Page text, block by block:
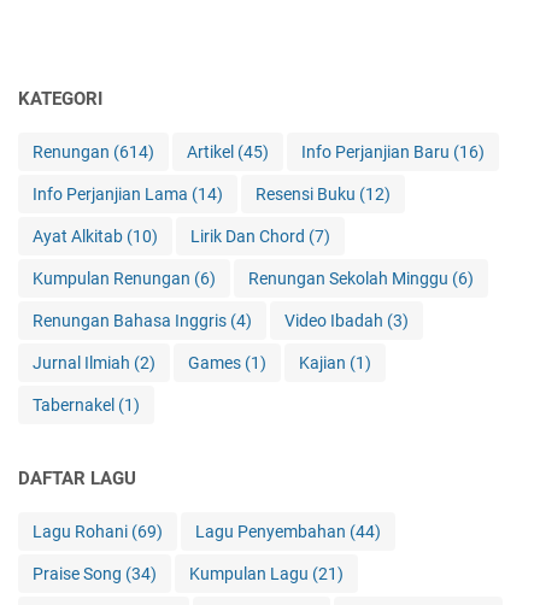
KATEGORI
Renungan (614) Artikel (45) Info Perjanjian Baru (16)
Info Perjanjian Lama (14) Resensi Buku (12)
Ayat Alkitab (10) Lirik Dan Chord (7)
Kumpulan Renungan (6) Renungan Sekolah Minggu (6)
Renungan Bahasa Inggris (4) Video Ibadah (3)
Jurnal Ilmiah (2) Games (1) Kajian (1)
Tabernakel (1)
DAFTAR LAGU
Lagu Rohani (69) Lagu Penyembahan (44)
Praise Song (34) Kumpulan Lagu (21)